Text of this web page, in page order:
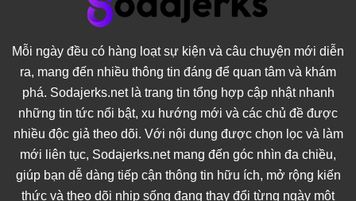
Mỗi ngày đều có hàng loạt sự kiện và câu chuyện mới diễn
ra, mang đến nhiều thông tin đáng để quan tâm và khám
phá. Sodajerks.net là trang tin tổng hợp cập nhật nhanh
những tin tức nổi bật, xu hướng mới và các chủ đề được
nhiều độc giả theo dõi. Với nội dung được chọn lọc và làm
mới liên tục, Sodajerks.netmang đến góc nhìn đa chiều,
giúp bạn dễ dàng tiếp cận thông tin hữu ích, mở rộng kiến
thức và theo dõi nhịp sống đang thay đổi từng ngày một